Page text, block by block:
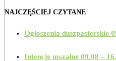
NAJCZĘŚCIEJ CZYTANE
Ogłoszenia duszpasterskie
Intencje mszalne 09.08 –